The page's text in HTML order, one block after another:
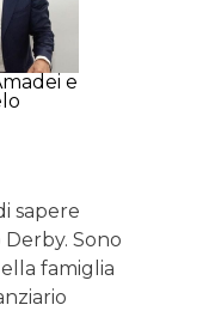
e
sapere
Sono
famiglia